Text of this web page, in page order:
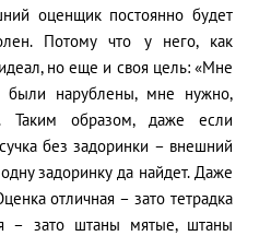
оценщик постоянно будет
Потому что у него, как
но еще и своя цель: «Мне
нарублены, мне нужно,
Таким образом, даже если
без задоринки – внешний
задоринку да найдет. Даже
отличная – зато тетрадка
– зато штаны мятые, штаны